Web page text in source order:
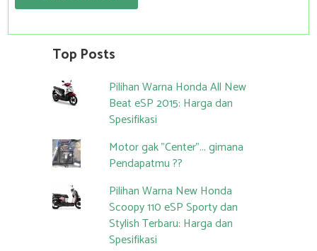
Top Posts
Pilihan Warna Honda All New
Beat eSP 2015: Harga dan
Spesifikasi
Motor gak "Center"... gimana
Pendapatmu ??
Pilihan Warna New Honda
Scoopy 110 eSP Sporty dan
Stylish Terbaru: Harga dan
Spesifikasi